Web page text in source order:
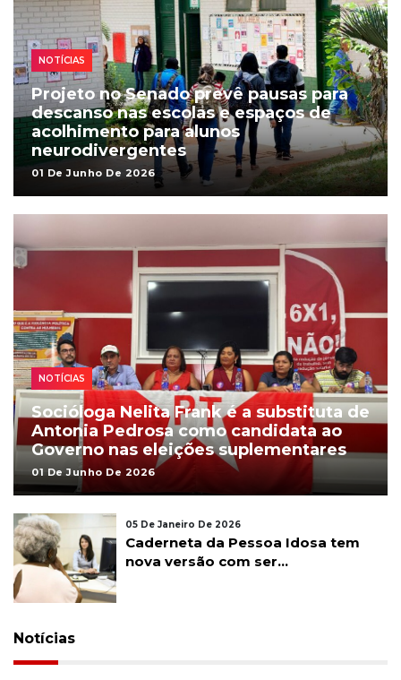
NOTÍCIAS
Projeto no Senado prevê pausas para
descanso nas escolas e espaços de
acolhimento para alunos
neurodivergentes
01 De Junho De 2026
NOTÍCIAS
Socióloga Nelita Frank é a substituta de
Antonia Pedrosa como candidata ao
Governo nas eleições suplementares
01 De Junho De 2026
05 De Janeiro De 2026
Caderneta da Pessoa Idosa tem
nova versão com ser...
Notícias